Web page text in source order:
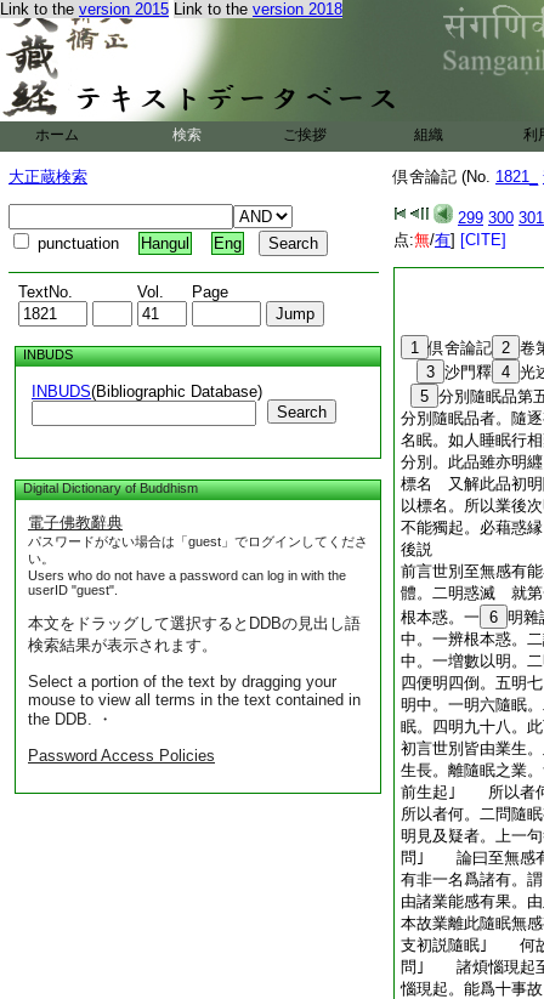
Link to the version 2015 Link to the version 2018
ホーム 検索 ご挨拶 組織 利
大正蔵検索
punctuation Hangul Eng
TextNo. Vol. Page
INBUDS
INBUDS(Bibliographic Database)
Search
Digital Dictionary of Buddhism
電子佛教辭典
パスワードがない場合は「guest」でログインしてくださ
い。
Users who do not have a password can log in with the
userID "guest".
本文をドラッグして選択するとDDBの見出し語
検索結果が表示されます。
Select a portion of the text by dragging your
mouse to view all terms in the text contained in
the DDB. ・
Password Access Policies
倶舍論記 (No. 1821_
299 300 301
点:無/有] [CITE]
1 倶舍論記 2 卷
3 沙門釋 4
5 分別隨眠品第
分別隨眠品者。隨
名眠。如人睡眠行
分別。此品雖亦明
標名 又解此品初明
以標名。所以業後
不能獨起。必藉惑
後説
前言世別至無感有
體。二明惑滅 就第
根本惑。一 6 明
中。一辨根本惑。
中。一増數以明。
四便明四倒。五明
明中。一明六隨眠
眠。四明九十八。
初言世別皆由業生
生長。離隨眠之業
前生起｣ 所以者何
所以者何。二問
明見及疑者。上一
問｣ 論曰至無感
有非一名爲諸有。
由諸業能感有果。
本故業離此隨眠無
支初説隨眠｣ 何故
問｣ 諸煩惱現起至
惱現起。能爲十事